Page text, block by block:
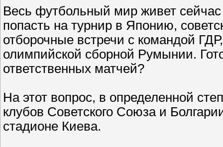
Весь футбольный мир живет
попасть на турнир в Японию,
отборочные встречи с командой
олимпийской сборной Румынии.
ответственных матчей?
На этот вопрос, в определенной
клубов Советского Союза и
стадионе Киева.